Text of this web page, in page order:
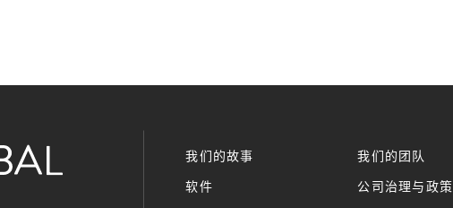
我们的故事
软件
我们的团队
公司治理与政策